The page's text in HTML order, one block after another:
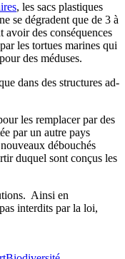
, les sacs plastiques
se dégradent que de 3 à
avoir des conséquences
les tortues marines qui
des méduses.
dans des structures ad-
les remplacerpar des
par un autre pays
débouchés
duquel sont conçus les
Ainsi en
pas interdits par la loi,